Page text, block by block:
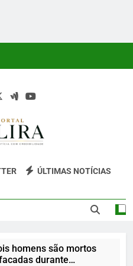
Lira
Lira É Um Site Informativo
Responsabilidade E Uma Boa
ÚLTIMAS NOTÍCIAS
homens são mortos
durante